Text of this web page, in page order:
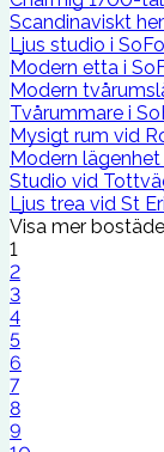
Scandinaviskt
Ljus studio i
Modern etta i
Modern
Tvårummare i
Mysigt rum vid
Modern
Studio vid
Ljus trea vid St
Visa mer
1
2
3
4
5
6
7
8
9